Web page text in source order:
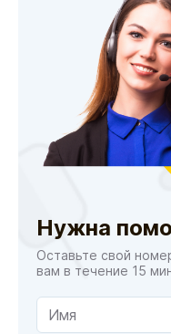
Нужна
Оставьте свой
вам в течение 15